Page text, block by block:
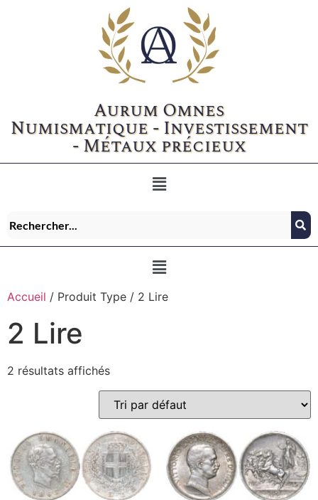
Aurum Omnes
Numismatique - Investissement
- Métaux précieux
Accueil / Produit Type / 2 Lire
2 Lire
2 résultats affichés